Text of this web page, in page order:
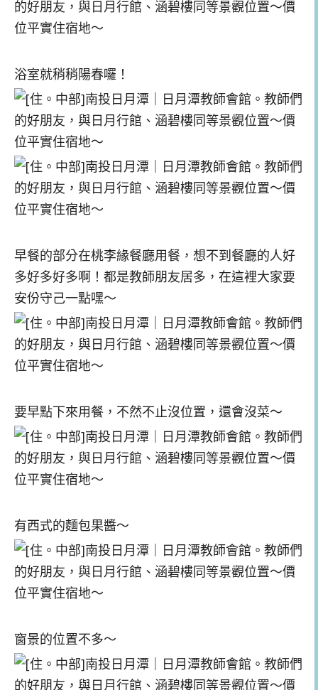
浴室就稍稍陽春囉！
早餐的部分在桃李緣餐廳用餐，想不到餐廳的人好
多好多好多啊！都是教師朋友居多，在這裡大家要
安份守己一點嘿～
要早點下來用餐，不然不止沒位置，還會沒菜～
有西式的麵包果醬～
窗景的位置不多～